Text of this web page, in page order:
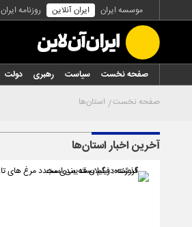
موسسه ایران ایران آنلاین روزنامه ایران
صفحه نخست سیاست رهبری دولت
صفحه نخست استان‌ها
آخرین اخبار استان‌ها